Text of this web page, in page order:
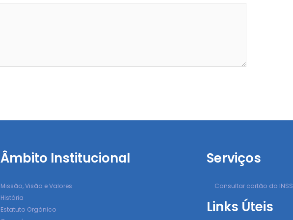
Âmbito Institucional
Missão, Visão e Valores
História
Estatuto Orgânico
Serviços
Consultar cartão do INSS
Links Úteis